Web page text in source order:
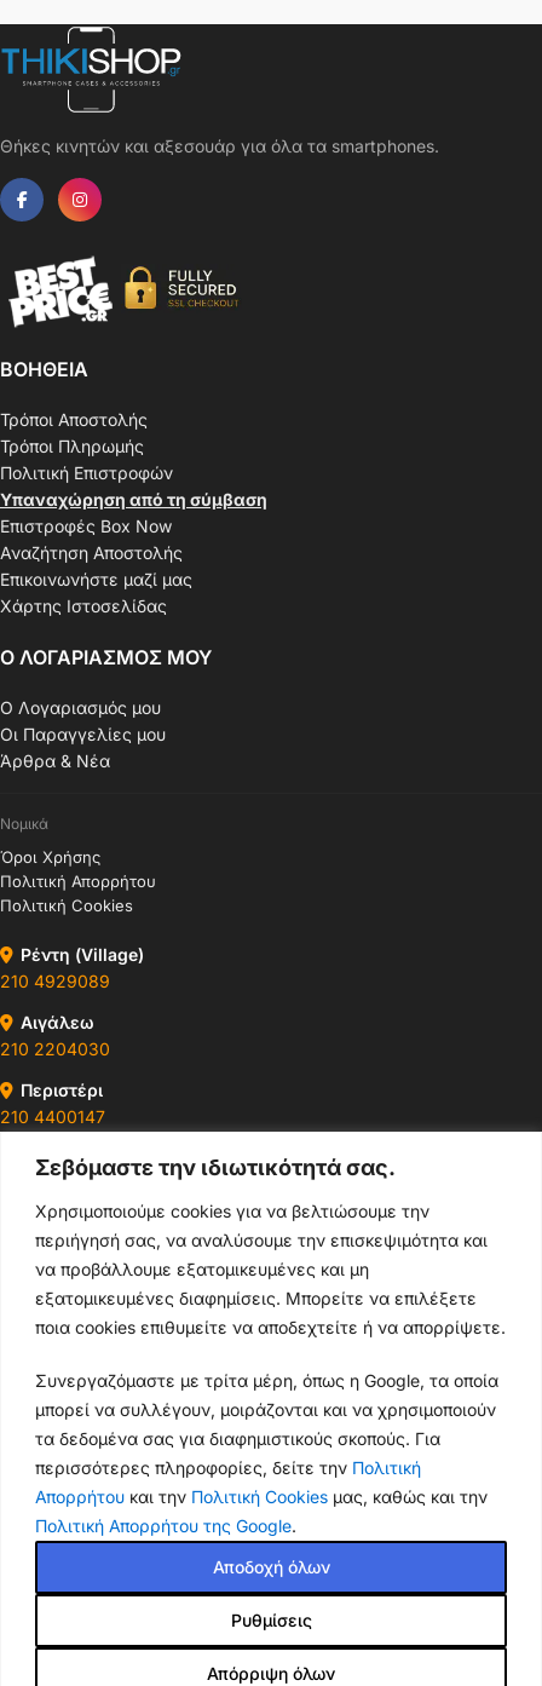
Σεβόμαστε την ιδιωτικότητά σας.
Χρησιμοποιούμε cookies για να βελτιώσουμε την
περιήγησή σας, να αναλύσουμε την επισκεψιμότητα και
να προβάλλουμε εξατομικευμένες και μη
εξατομικευμένες διαφημίσεις. Μπορείτε να επιλέξετε
ποια cookies επιθυμείτε να αποδεχτείτε ή να απορρίψετε.
Συνεργαζόμαστε με τρίτα μέρη, όπως η Google, τα οποία
μπορεί να συλλέγουν, μοιράζονται και να χρησιμοποιούν
τα δεδομένα σας για διαφημιστικούς σκοπούς. Για
περισσότερες πληροφορίες, δείτε την Πολιτική
Απορρήτου και την Πολιτική Cookies μας, καθώς και την
Πολιτική Απορρήτου της Google.
Ρυθμίσεις
Απόρριψη όλων
Αποδοχή όλων
Τα καταστήματά μας θα παραμείνουν κλειστά από 13
παραγγελίες συνεχίζονται κανονικά και αποστέλλονται
Θήκες κινητών και αξεσουάρ για όλα τα smartphones.
ΒΟΗΘΕΙΑ
Τρόποι Αποστολής
Τρόποι Πληρωμής
Πολιτική Επιστροφών
Υπαναχώρηση από τη σύμβαση
Επιστροφές Box Now
Αναζήτηση Αποστολής
Επικοινωνήστε μαζί μας
Χάρτης Ιστοσελίδας
Ο ΛΟΓΑΡΙΑΣΜΟΣ ΜΟΥ
Ο Λογαριασμός μου
Οι Παραγγελίες μου
Άρθρα & Νέα
Νομικά
Όροι Χρήσης
Πολιτική Απορρήτου
Πολιτική Cookies
Ρέντη (Village)
210 4929089
Αιγάλεω
210 2204030
Περιστέρι
210 4400147
Ωράρια & Διευθύνσεις →
210 4929089
Κεντρικό τηλέφωνο
info@thikishop.gr
Δευ - Σάβ: 10:00 - 21:00
ΔΩΡΕΑΝ ΑΠΟΣΤΟΛΗ
για παραγγελίες άνω των 35€
Copyright 2025 Powered by ThikiShop.
Θήκη Samsung Galaxy S23
Pattern Series με βάση
13.50€